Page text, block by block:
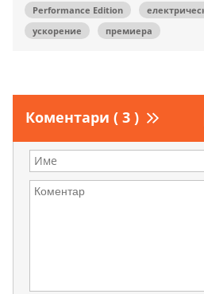
Performance Edition
ускорение
премиера
Коментари ( 3 )